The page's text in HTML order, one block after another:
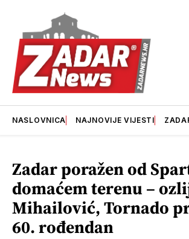
NASLOVNICA NAJNOVIJE VIJESTI
Zadar poražen od
domaćem terenu –
Mihailović, Tornado
60. rođendan